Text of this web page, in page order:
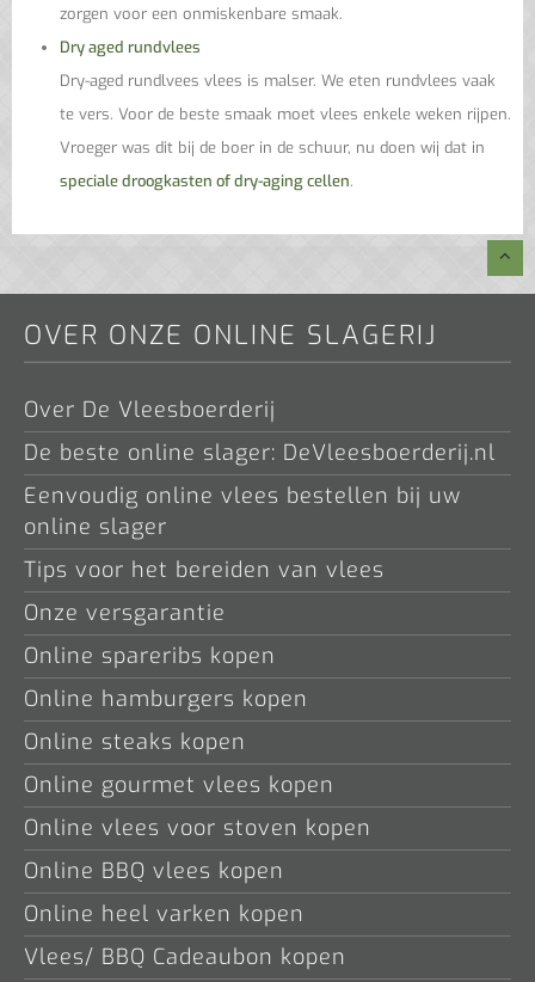
zorgen voor een onmiskenbare smaak.
Dry aged rundvlees
Dry-aged rundlvees vlees is malser. We eten rundvlees vaak
te vers. Voor de beste smaak moet vlees enkele weken rijpen.
Vroeger was dit bij de boer in de schuur, nu doen wij dat in
speciale droogkasten of dry-aging cellen.
OVER ONZE ONLINE SLAGERIJ
Over De Vleesboerderij
De beste online slager: DeVleesboerderij.nl
Eenvoudig online vlees bestellen bij uw
online slager
Tips voor het bereiden van vlees
Onze versgarantie
Online spareribs kopen
Online hamburgers kopen
Online steaks kopen
Online gourmet vlees kopen
Online vlees voor stoven kopen
Online BBQ vlees kopen
Online heel varken kopen
Vlees/ BBQ Cadeaubon kopen